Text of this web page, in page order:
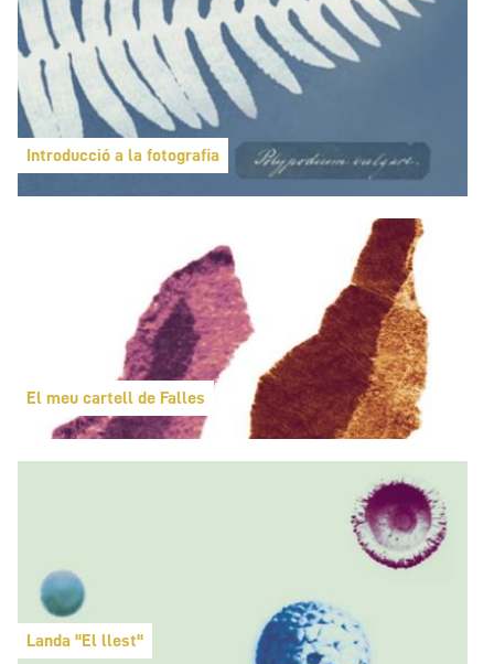
Introducció a la fotografia
El meu cartell de Falles
Landa "El llest"